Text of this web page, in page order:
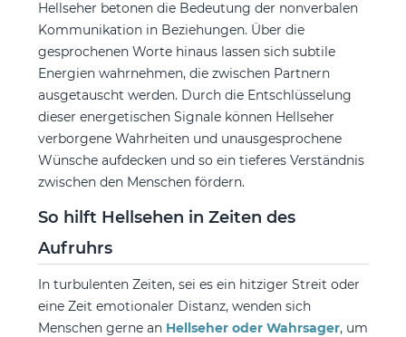
Hellseher betonen die Bedeutung der nonverbalen
Kommunikation in Beziehungen. Über die
gesprochenen Worte hinaus lassen sich subtile
Energien wahrnehmen, die zwischen Partnern
ausgetauscht werden. Durch die Entschlüsselung
dieser energetischen Signale können Hellseher
verborgene Wahrheiten und unausgesprochene
Wünsche aufdecken und so ein tieferes Verständnis
zwischen den Menschen fördern.
So hilft Hellsehen in Zeiten des
Aufruhrs
In turbulenten Zeiten, sei es ein hitziger Streit oder
eine Zeit emotionaler Distanz, wenden sich
Menschen gerne an Hellseher oder Wahrsager, um